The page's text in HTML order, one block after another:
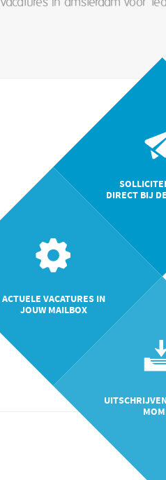
vacatures in amsterdam voor
DIRECT BIJ
ACTUELE VACATURES IN
JOUW MAILBOX